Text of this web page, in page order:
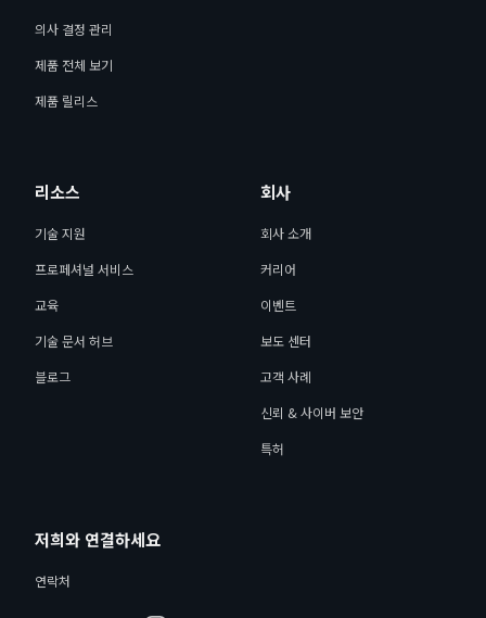
의사 결정 관리
제품 전체 보기
제품 릴리스
리소스
기술 지원
프로페셔널 서비스
교육
기술 문서 허브
블로그
회사
회사 소개
커리어
이벤트
보도 센터
고객 사례
신뢰 & 사이버 보안
특허
저희와 연결하세요
연락처